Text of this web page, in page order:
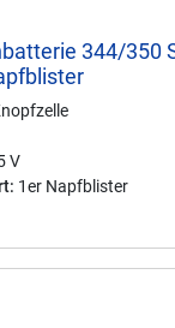
344/350
V
1er Napfblister